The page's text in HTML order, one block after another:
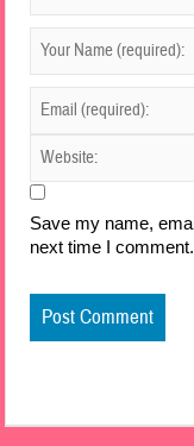
Save my name,
next time I comment.